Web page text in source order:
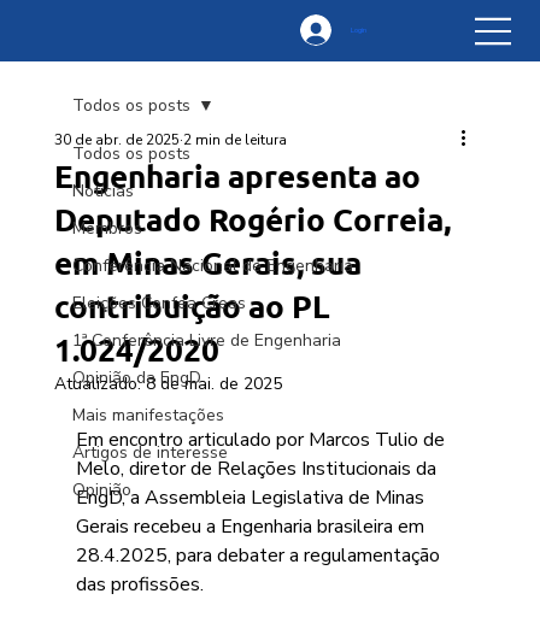
Login
Todos os posts
Notícias
Membros
Conferência Nacional de Engenharia
Eleições Confea Creas
1ª Conferência Livre de Engenharia
Opinião da EngD
Mais manifestações
Artigos de interesse
Opinião
Todos os posts
Engenharia apresenta ao
Deputado Rogério Correia,
em Minas Gerais, sua
contribuição ao PL
1.024/2020
30 de abr. de 2025 2 min de leitura
Atualizado:8 de mai. de 2025
Em encontro articulado por Marcos Tulio de
Melo, diretor de Relações Institucionais da
EngD, a Assembleia Legislativa de Minas
Gerais recebeu a Engenharia brasileira em
28.4.2025, para debater a regulamentação
das profissões.